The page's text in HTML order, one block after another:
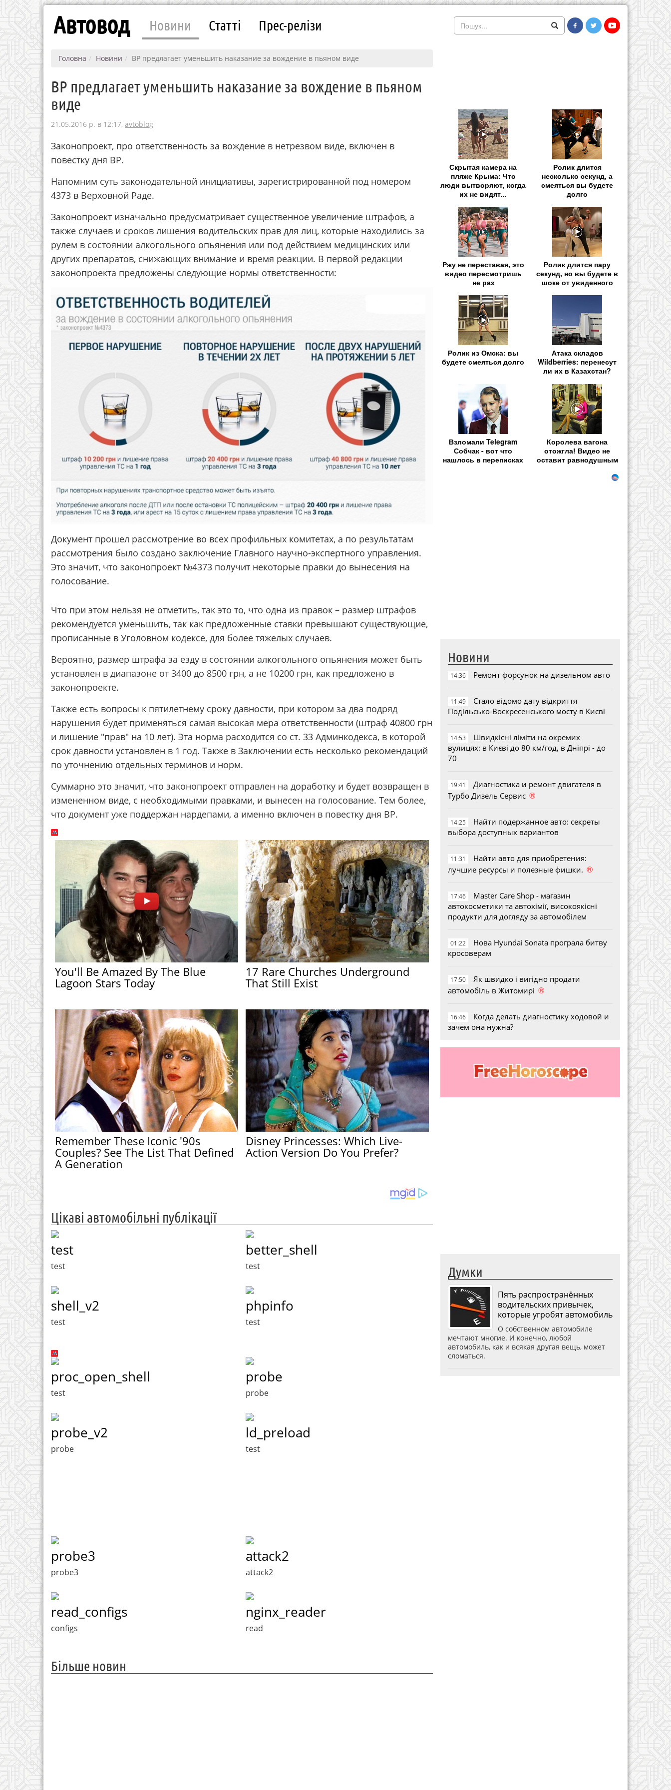
Автовод Новини Статті Прес-релізи
Головна Новини ВР предлагает уменьшить наказание за вождение в пьяном виде
ВР предлагает уменьшить наказание за вождение в пьяном
виде
21.05.2016 р. в 12:17, avtoblog
Законопроект, про ответственность за вождение в нетрезвом виде, включен в
повестку дня ВР.
Напомним суть законодательной инициативы, зарегистрированной под номером
4373 в Верховной Раде.
Законопроект изначально предусматривает существенное увеличение штрафов, а
также случаев и сроков лишения водительских прав для лиц, которые находились за
рулем в состоянии алкогольного опьянения или под действием медицинских или
других препаратов, снижающих внимание и время реакции. В первой редакции
законопроекта предложены следующие нормы ответственности:
Документ прошел рассмотрение во всех профильных комитетах, а по результатам
рассмотрения было создано заключение Главного научно-экспертного управления.
Это значит, что законопроект №4373 получит некоторые правки до вынесения на
голосование.
Что при этом нельзя не отметить, так это то, что одна из правок – размер штрафов
рекомендуется уменьшить, так как предложенные ставки превышают существующие,
прописанные в Уголовном кодексе, для более тяжелых случаев.
Вероятно, размер штрафа за езду в состоянии алкогольного опьянения может быть
установлен в диапазоне от 3400 до 8500 грн, а не 10200 грн, как предложено в
законопроекте.
Также есть вопросы к пятилетнему сроку давности, при котором за два подряд
нарушения будет применяться самая высокая мера ответственности (штраф 40800 грн
и лишение "прав" на 10 лет). Эта норма расходится со ст. 33 Админкодекса, в которой
срок давности установлен в 1 год. Также в Заключении есть несколько рекомендаций
по уточнению отдельных терминов и норм.
Суммарно это значит, что законопроект отправлен на доработку и будет возвращен в
измененном виде, с необходимыми правками, и вынесен на голосование. Тем более,
что документ уже поддержан нардепами, а именно включен в повестку дня ВР.
You'll Be Amazed By The Blue
Lagoon Stars Today
17 Rare Churches Underground
That Still Exist
Remember These Iconic '90s
Couples? See The List That Defined
A Generation
Disney Princesses: Which Live-
Action Version Do You Prefer?
Цікаві автомобільні публікації
test
test
better_shell
test
shell_v2
test
phpinfo
test
proc_open_shell
test
probe
probe
probe_v2
probe
ld_preload
test
probe3
probe3
attack2
attack2
read_configs
configs
nginx_reader
read
Більше новин
Скрытая камера на
пляже Крыма: Что
люди вытворяют, когда
их не видят...
Ролик длится
несколько секунд, а
смеяться вы будете
долго
Ржу не переставая, это
видео пересмотришь
не раз
Ролик длится пару
секунд, но вы будете в
шоке от увиденного
Ролик из Омска: вы
будете смеяться долго
Атака складов
Wildberries: перенесут
ли их в Казахстан?
Взломали Telegram
Собчак - вот что
нашлось в переписках
Королева вагона
отожгла! Видео не
оставит равнодушным
Новини
14:36 Ремонт форсунок на дизельном авто
11:49
Стало відомо дату відкриття
Подільсько-Воскресенського мосту в Києві
14:53
Швидкісні ліміти на окремих
вулицях: в Києві до 80 км/год, в Дніпрі - до
70
19:41
Диагностика и ремонт двигателя в
Турбо Дизель Сервис ®
14:25
Найти подержанное авто: секреты
выбора доступных вариантов
11:31
Найти авто для приобретения:
лучшие ресурсы и полезные фишки. ®
17:46
Master Care Shop - магазин
автокосметики та автохімії, високоякісні
продукти для догляду за автомобілем
01:22
Нова Hyundai Sonata програла битву
кросоверам
17:50
Як швидко і вигідно продати
автомобіль в Житомирі ®
16:46
Когда делать диагностику ходовой и
зачем она нужна?
Думки
Пять распространённых
водительских привычек,
которые угробят автомобиль
О собственном автомобиле
мечтают многие. И конечно, любой
автомобиль, как и всякая другая вещь, может
сломаться.